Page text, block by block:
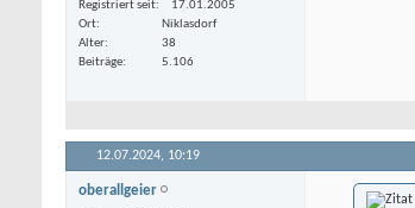
Registriert seit
17.01.2005
Ort
Niklasdorf
Alter
38
Beiträge
5.106
12.07.2024, 10:19
oberallgeier